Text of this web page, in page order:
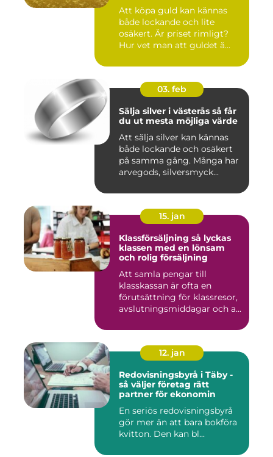
Att köpa guld kan kännas
både lockande och lite
osäkert. Är priset rimligt?
Hur vet man att guldet ä...
03. feb
Sälja silver i västerås så får
du ut mesta möjliga värde
Att sälja silver kan kännas
både lockande och osäkert
på samma gång. Många har
arvegods, silversmyck...
15. jan
Klassförsäljning så lyckas
klassen med en lönsam
och rolig försäljning
Att samla pengar till
klasskassan är ofta en
förutsättning för klassresor,
avslutningsmiddagar och a...
12. jan
Redovisningsbyrå i Täby -
så väljer företag rätt
partner för ekonomin
En seriös redovisningsbyrå
gör mer än att bara bokföra
kvitton. Den kan bl...